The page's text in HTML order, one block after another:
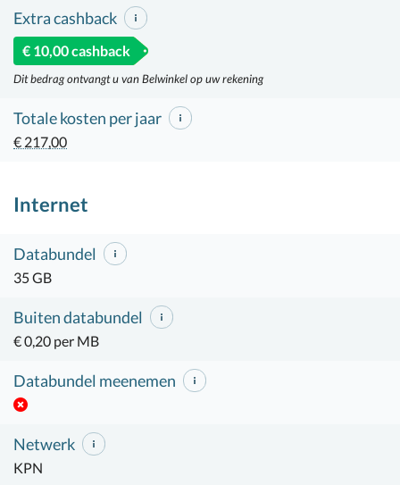
Extra cashback
€ 10,00 cashback
Dit bedrag ontvangt u van Belwinkel op uw rekening
Totale kosten per jaar
€ 217,00
Internet
Databundel
35 GB
Buiten databundel
€ 0,20 per MB
Databundel meenemen
Netwerk
KPN